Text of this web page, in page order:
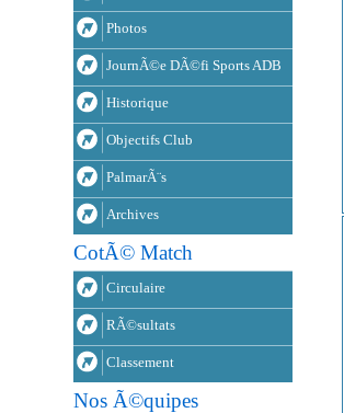
Photos
JournÃ©e DÃ©fi Sports ADB
Historique
Objectifs Club
PalmarÃ¨s
Archives
CotÃ© Match
Circulaire
RÃ©sultats
Classement
Nos Ã©quipes